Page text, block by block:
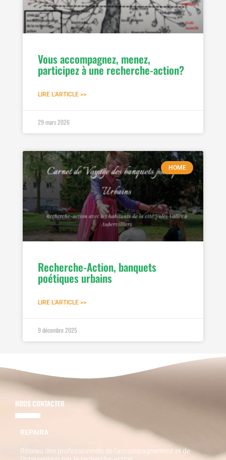
Vous accompagnez, menez,
participez à une recherche-action?
LIRE L'ARTICLE >>
29 mars 2026
HOME
Recherche-Action, banquets
poétiques urbains
LIRE L'ARTICLE >>
9 décembre 2025
NOUS CONTACTER
REPAIRA
Réseau des professionnels de l'accompagnement et de